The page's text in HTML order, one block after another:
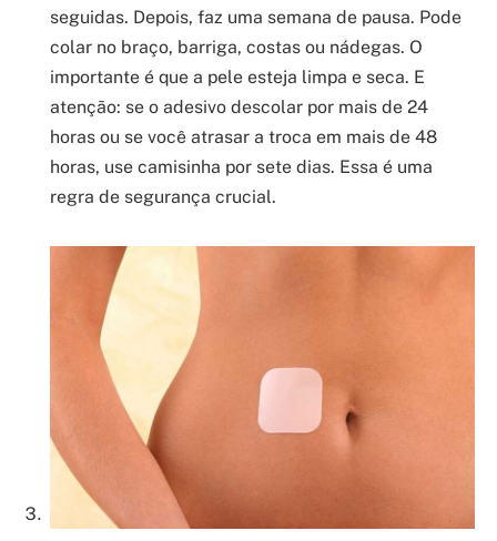
seguidas. Depois, faz uma semana de pausa. Pode
colar no braço, barriga, costas ou nádegas. O
importante é que a pele esteja limpa e seca. E
atenção: se o adesivo descolar por mais de 24
horas ou se você atrasar a troca em mais de 48
horas, use camisinha por sete dias. Essa é uma
regra de segurança crucial.